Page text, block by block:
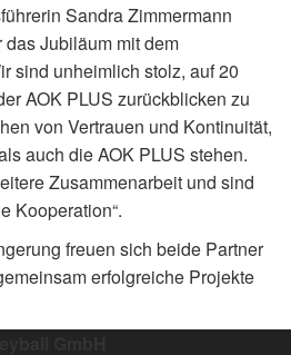
Sandra Zimmermann
Jubiläum mit dem
sind unheimlich stolz, auf 20
AOK PLUS zurückblicken zu
von Vertrauen und Kontinuität,
auch die AOK PLUS stehen.
Zusammenarbeit und sind
Kooperation“.
freuen sich beide Partner
erfolgreiche Projekte